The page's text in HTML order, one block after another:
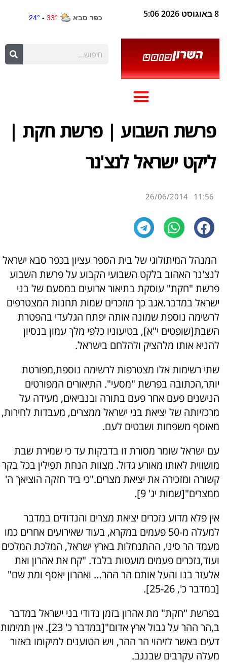
8 באוגוסט 2026 5:06
פרשת השבוע | פרשת חקת |
ליקט ישראל לנצ'נר
11:56
26/06/2014
המנהל המיתולוגי של בית הספר עציון בכפר סבא ישראל
לנצ'נר האהוב בלקט השבועי הקבוע על פרשת השבוע
פרשת "חקת" עוסקת בתיאור ארועים במסעם של בני
ישראל במדבר.אגב כך מוזכרים שמות תחנות המצטרפים
לרשימה נוספת שמונה אותה יפתח הגלעדי בהפטרת
השבת[שופטים י"א], בטיעוניו כלפי מלך עמון בנסיון
להניא אותו מלהציק ולהלחם בישראל.
שתי רשימות אלו מצטרפות לרשימה נוספת,מפורטת
יותר,הכתובה בפרשת "מסעי". התיאורים המפורטים
הנישנים פעם אחר פעם בתורה ובנביאים, מעידה על
מרכזיותה של יציאת בני ישראל ממצרים, מעבדות לחירות,
מאוסף משפחות ושבטים לעם.
עם ישראל שומר מסורת זו בדבקות עד כי שמירת שבת
מושווית לאותו מאורע גדול. מצוות הנחת תפילין בכל בקר
קשורה ומזכירה את יציאת מצרים."כי ביד חזקה הוציאך ה'
ממצרים"[שמות יג' 9].
אין פלא מדוע נזכרים יציאת מצרים והנדודים במדבר
למעלה מ-50 פעמים במקרא, בעוד שאירועים אחרים כמו
מעמד הר סיני, ההתנחלות בארץ ישראל, המלכת המלכים
ועוד,נזכרים פעמים מועטות בלבד. "קח את אהרון ואת
אלעזר בנו והעל אותם הר ההר… ואהרון יאסף ומת שם"
[במדבר כ', 25-26].
בפרשת "חקת" מת אהרון בזמן נדודי בני ישראל במדבר
ב,הר ההר על גבול ארץ אדום"[במדבר כ' 23]. אין תמימות
דעים באשר לזיהוי הר ההר, ויש הטוענים למיקומו באזור
מעלה עקרבים שבנגב.